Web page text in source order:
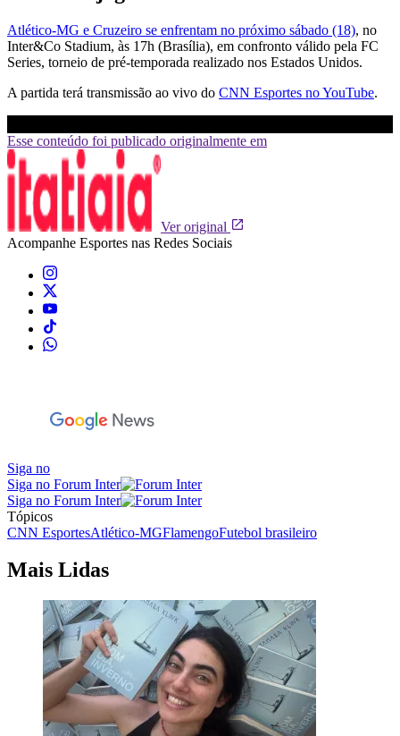
Atlético-MG e Cruzeiro se enfrentam no próximo sábado (18), no
Inter&Co Stadium, às 17h (Brasília), em confronto válido pela FC
Series, torneio de pré-temporada realizado nos Estados Unidos.
A partida terá transmissão ao vivo do CNN Esportes no YouTube.
Esse conteúdo foi publicado originalmente em
Ver original
Acompanhe Esportes nas Redes Sociais
Siga no
Siga no Forum Inter
Siga no Forum Inter
Tópicos
CNN EsportesAtlético-MGFlamengoFutebol brasileiro
Mais Lidas